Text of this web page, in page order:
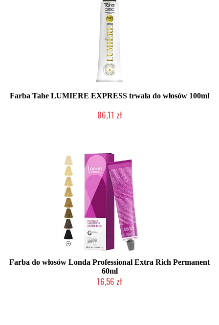
Farba Tahe LUMIERE EXPRESS trwała do włosów 100ml
86,11 zł
Farba do włosów Londa Professional Extra Rich Permanent
60ml
16,56 zł